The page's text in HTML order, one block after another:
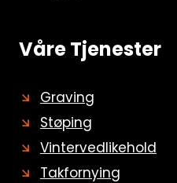
Våre Tjenester
Graving
Støping
Vintervedlikehold
Takfornying